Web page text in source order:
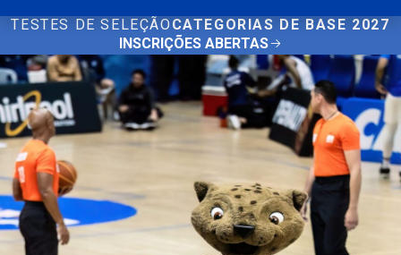
TESTES DE SELEÇÃO CATEGORIAS DE BASE 2027
INSCRIÇÕES ABERTAS